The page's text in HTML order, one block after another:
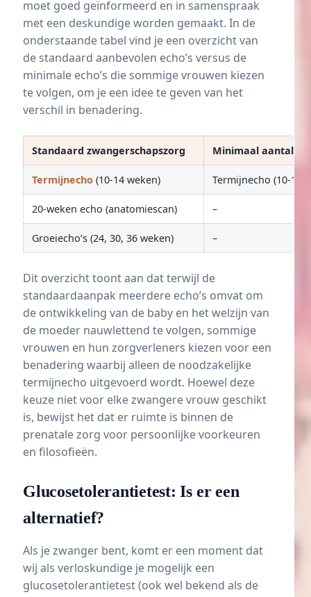
moet goed geïnformeerd en in samenspraak
met een deskundige worden gemaakt. In de
onderstaande tabel vind je een overzicht van
de standaard aanbevolen echo’s versus de
minimale echo’s die sommige vrouwen kiezen
te volgen, om je een idee te geven van het
verschil in benadering.
Standaard zwangerschapszorg Minimaal aantal
Termijnecho (10-14 weken) Termijnecho (10-14
20-weken echo (anatomiescan) –
Groeiecho’s (24, 30, 36 weken) –
Dit overzicht toont aan dat terwijl de
standaardaanpak meerdere echo’s omvat om
de ontwikkeling van de baby en het welzijn van
de moeder nauwlettend te volgen, sommige
vrouwen en hun zorgverleners kiezen voor een
benadering waarbij alleen de noodzakelijke
termijnecho uitgevoerd wordt. Hoewel deze
keuze niet voor elke zwangere vrouw geschikt
is, bewijst het dat er ruimte is binnen de
prenatale zorg voor persoonlijke voorkeuren
en filosofieën.
Glucosetolerantietest: Is er een
alternatief?
Als je zwanger bent, komt er een moment dat
wij als verloskundige je mogelijk een
glucosetolerantietest (ook wel bekend als de